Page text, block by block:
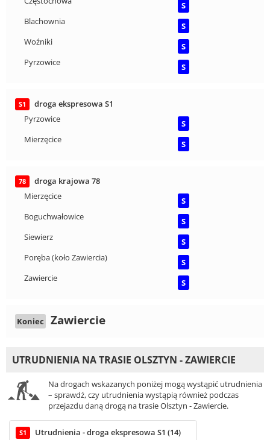
S
Blachownia
S
Woźniki
S
Pyrzowice
S
S1
droga ekspresowa S1
Pyrzowice
S
Mierzęcice
S
78
droga krajowa 78
Mierzęcice
S
Boguchwałowice
S
Siewierz
S
Poręba (koło Zawiercia)
S
Zawiercie
S
Koniec Zawiercie
UTRUDNIENIA NA TRASIE OLSZTYN - ZAWIERCIE
Na drogach wskazanych poniżej mogą wystąpić utrudnienia
– sprawdź, czy utrudnienia wystąpią również podczas
przejazdu daną drogą na trasie Olsztyn - Zawiercie.
S1 Utrudnienia - droga ekspresowa S1 (14)